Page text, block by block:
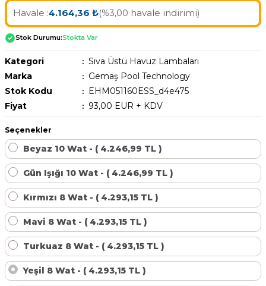
Yosun Önleyici
Havuz Suyu Parlatıcı
Çöktürücü
Havuz PH
Sıvı pH Düşürücü
pH Yükseltici
İyon Bağlayıcı
Gemaş %90 Tablet Klor
Gemaş hazır kimyasal bakım seti
Gemaş Multi Tablet Klor 200 gr
Ayak Dezenfektanı
Demir ve Setlik Giderici
Havuz Suyu Bağlı Klor Giderici
Kum Filtresi Temizleyici
Multi %90 Tablet Klor
Sıvı Asit Hidroklorik
Sıvı Klor Sodyum Hipoklorit
Sıvı Ph- Düşürücü
Havuz Sıvı Klor
Havuz Bağlı Klor Giderici
Havuz İyon Baglayıcı
Havuz Sıvı Ph Düşürücü
Havuz Toz Ph+ Yükseltici
Selenoid Havuz Kimyasalları
Hayward Havuz
Beatbot Havuz
Bwt Havuz Robotları
Spino Havuz
Gemaş Tuz
Krom Led
Lamba Yedek
Havuz Filtreleri
Abs Skimmer
Havuz Dozaj
Mspa Jakuzi
Su Sporları Dünyası
Havale :4.164,36 ₺(%3,00 havale indirimi)
Stok Durumu:Stokta Var
Kategori
Sıva Üstü Havuz Lambaları
Marka
Gemaş Pool Technology
Stok Kodu
EHM051160ESS_d4e475
Fiyat
93,00 EUR + KDV
Seçenekler
Beyaz 10 Wat - ( 4.246,99 TL )
Gün Işığı 10 Wat - ( 4.246,99 TL )
Kırmızı 8 Wat - ( 4.293,15 TL )
Mavi 8 Wat - ( 4.293,15 TL )
Turkuaz 8 Wat - ( 4.293,15 TL )
Yeşil 8 Wat - ( 4.293,15 TL )